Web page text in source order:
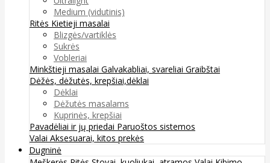
Medium (vidutinis)
Ritės Kietieji masalai
Blizgės/vartiklės
Sukrės
Vobleriai
Minkštieji masalai Galvakabliai, svareliai Graibštai
Dėžės, dėžutės, krepšiai,dėklai
Dėklai
Dėžutės masalams
Kuprinės, krepšiai
Pavadėliai ir jų priedai Paruoštos sistemos
Valai Aksesuarai, kitos prekės
Dugninė